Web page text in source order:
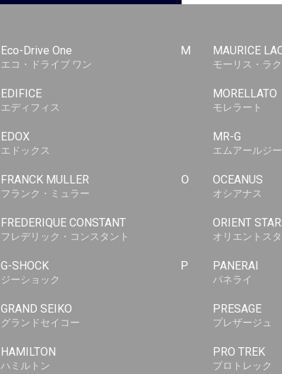
Eco-Drive One
エコ・ドライブ ワン
EDIFICE
エディフィス
EDOX
エドックス
FRANCK MULLER
フランク・ミュラー
FREDERIQUE CONSTANT
フレデリック・コンスタント
G-SHOCK
ジーショック
GRAND SEIKO
グランドセイコー
HAMILTON
ハミルトン
M MAURICE
モーリス・ラ
MORELLATO
モレラート
MR-G
エムアールジー
O OCEANUS
オシアナス
ORIENT STAR
オリエントス
P PANERAI
パネライ
PRESAGE
プレザージュ
PRO TREK
プロトレック